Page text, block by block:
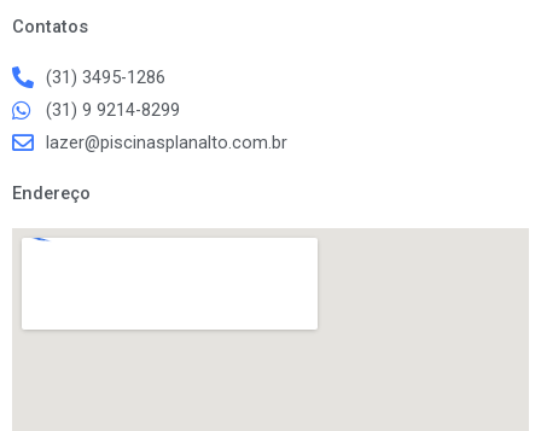
Contatos
(31) 3495-1286
(31) 9 9214-8299
lazer@piscinasplanalto.com.br
Endereço